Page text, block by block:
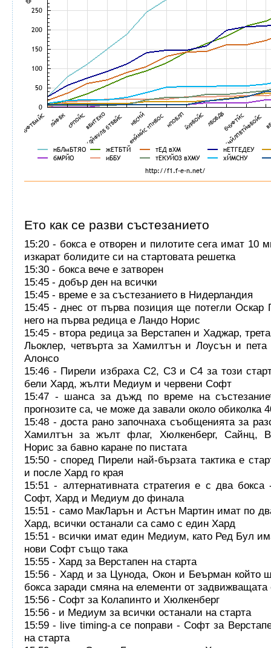
Ето как се разви състезанието
15:20 - бокса е отворен и пилотите сега имат 10
изкарат болидите си на стартовата решетка
15:30 - бокса вече е затворен
15:45 - добър ден на всички
15:45 - време е за състезанието в Нидерландия
15:45 - днес от първа позиция ще потегли Оскар
него на първа редица е Ландо Норис
15:45 - втора редица за Верстапен и Хаджар,
Льоклер, четвърта за Хамилтън и Лоусън и
Алонсо
15:46 - Пирели избраха C2, C3 и C4 за този
бели Хард, жълти Медиум и червени Софт
15:47 - шанса за дъжд по време на
прогнозите са, че може да завали около обиколка
15:48 - доста рано започнаха съобщенията за
Хамилтън за жълт флаг, Хюлкенберг, Сайнц,
Норис за бавно каране по пистата
15:50 - според Пирели най-бързата тактика е
и после Хард го края
15:51 - алтернативната стратегия е с два бокса
Софт, Хард и Медиум до финала
15:51 - само МакЛарън и Астън Мартин имат по
Хард, всички останали са само с един Хард
15:51 - всички имат един Медиум, като Ред Бул
нови Софт също така
15:55 - Хард за Верстапен на старта
15:56 - Хард и за Цунода, Окон и Беърман който
бокса заради смяна на елементи от задвижващата
15:56 - Софт за Колапинто и Хюлкенберг
15:56 - и Медиум за всички останали на старта
15:59 - live timing-а се поправи - Софт за
на старта